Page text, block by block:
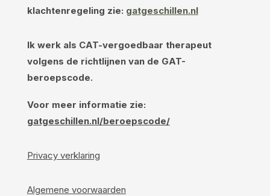
klachtenregeling zie: gatgeschillen.nl
Ik werk als CAT-vergoedbaar therapeut
volgens de richtlijnen van de GAT-
beroepscode.
Voor meer informatie zie:
gatgeschillen.nl/beroepscode/
Privacy verklaring
Algemene voorwaarden